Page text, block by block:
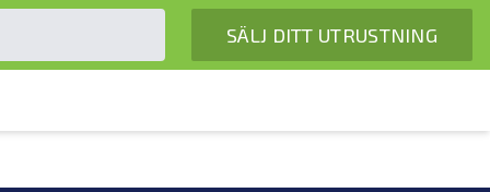
SÄLJ DITT UTRUSTNING